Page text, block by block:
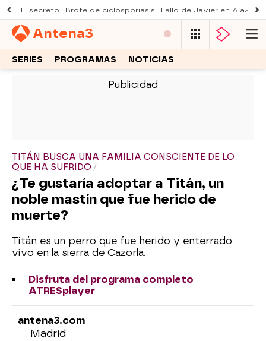
El secreto Brote de ciclosporiasis Fallo de Javier en AlaZ
Antena3
SERIES PROGRAMAS NOTICIAS
TITÁN BUSCA UNA FAMILIA CONSCIENTE DE LO
QUE HA SUFRIDO
¿Te gustaría adoptar a Titán, un
noble mastín que fue herido de
muerte?
Titán es un perro que fue herido y enterrado
vivo en la sierra de Cazorla.
Disfruta del programa completo
ATRESplayer
antena3.com
Madrid